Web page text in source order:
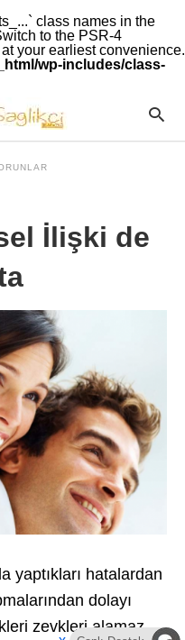
class names in the
to the PSR-4
your earliest convenience.
wp-includes/class-
İlişki de
yaptıkları hatalardan
dolayı
zevkleri alamaz